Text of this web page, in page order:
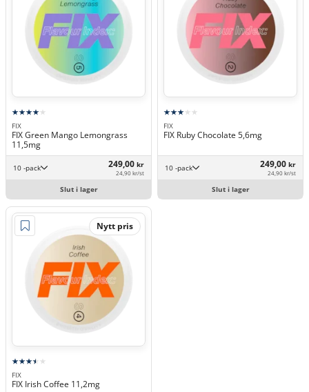
FIX
FIX Green Mango Lemongrass
11,5mg
10 -pack 249,00 kr
24,90 kr/st
Slut i lager
FIX
FIX Ruby Chocolate 5,6mg
10 -pack 249,00 kr
24,90 kr/st
Slut i lager
Nytt pris
FIX
FIX Irish Coffee 11,2mg